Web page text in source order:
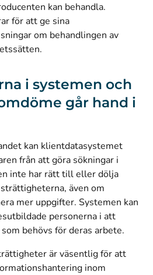
kan behandla.
för att ge sina
om behandlingen av
i systemen och
går hand i
kan klientdatasystemet
från att göra sökningar i
inte har rätt till eller dölja
även om
mer uppgifter. Systemen kan
personerna i att
behövs för deras arbete.
är väsentlig för att
inom